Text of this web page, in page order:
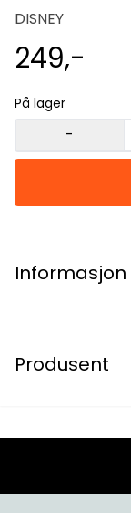
DISNEY
249,-
På lager
-
Informasjon
Produsent